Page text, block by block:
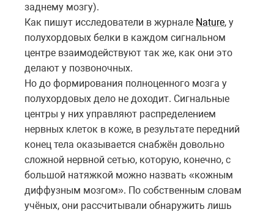
заднему мозгу).
Как пишут исследователи в журнале Nature, у
полухордовых белки в каждом сигнальном
центре взаимодействуют так же, как они это
делают у позвоночных.
Но до формирования полноценного мозга у
полухордовых дело не доходит. Сигнальные
центры у них управляют распределением
нервных клеток в коже, в результате передний
конец тела оказывается снабжён довольно
сложной нервной сетью, которую, конечно, с
большой натяжкой можно назвать «кожным
диффузным мозгом». По собственным словам
учёных, они рассчитывали обнаружить лишь